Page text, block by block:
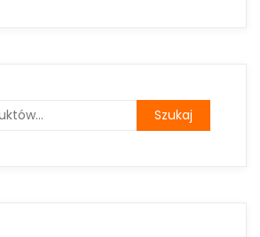
Szukaj